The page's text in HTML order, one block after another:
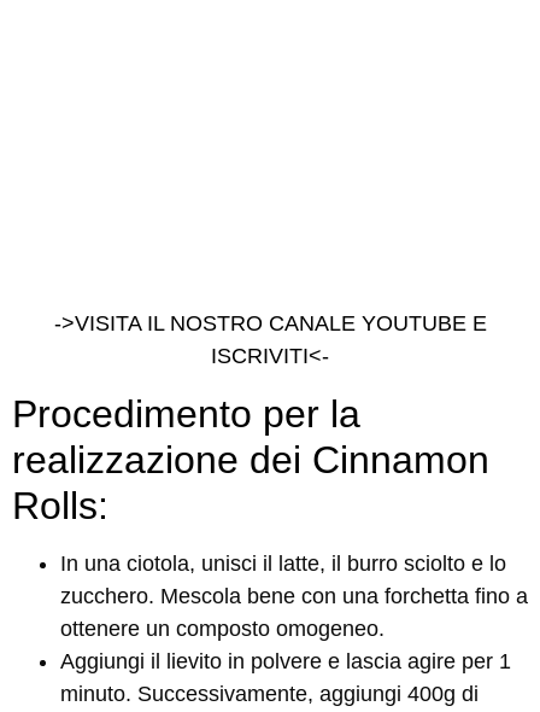
->VISITA IL NOSTRO CANALE YOUTUBE E
ISCRIVITI<-
Procedimento per la
realizzazione dei Cinnamon
Rolls:
In una ciotola, unisci il latte, il burro sciolto e lo
zucchero. Mescola bene con una forchetta fino a
ottenere un composto omogeneo.
Aggiungi il lievito in polvere e lascia agire per 1
minuto. Successivamente, aggiungi 400g di